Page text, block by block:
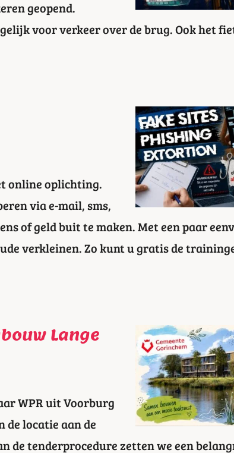
geopend.
voor verkeer over de brug. Ook het
online oplichting.
via e-mail, sms,
of geld buit te maken. Met een paar
verkleinen. Zo kunt u gratis de
Lange
WPR uit Voorburg
locatie aan de
de tenderprocedure zetten we een